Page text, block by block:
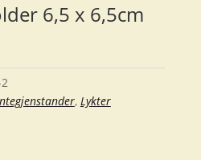
6,5 x 6,5cm
, Lykter